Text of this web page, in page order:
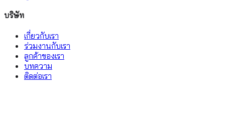
บริษัท
เกี่ยวกับเรา
ร่วมงานกับเรา
ลูกค้าของเรา
บทความ
ติดต่อเรา